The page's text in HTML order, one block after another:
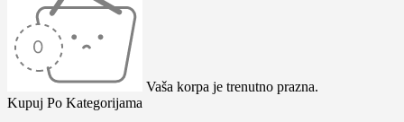
Vaša korpa je trenutno prazna.
Kupuj Po Kategorijama